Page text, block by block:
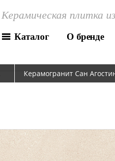
Керамическая плитка
Каталог О бренде
Керамогранит Сан